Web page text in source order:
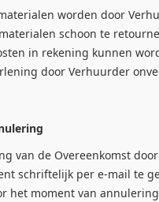
worden door
schoon te
in rekening kunnen
door Verhuurder
de Overeenkomst door
schriftelijk per e-mail te
het moment van